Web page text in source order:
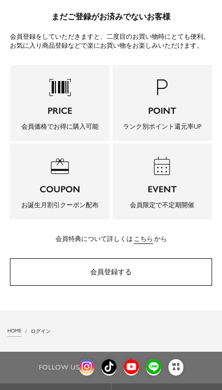
まだご登録がお済みでないお客様
会員登録をしていただきますと、二度目のお買い物時にとても便利。
お気に入り商品登録などで楽にお買い物をお楽しみいただけます。
barcode_scanner
PRICE
会員価格でお得に購入可能
local_parking
POINT
ランク別ポイント還元率UP
redeem
COUPON
お誕生月割引クーポン配布
calendar_month
EVENT
会員限定で不定期開催
会員特典について詳しくは こちら から
会員登録する
HOME ログイン
FOLLOW US